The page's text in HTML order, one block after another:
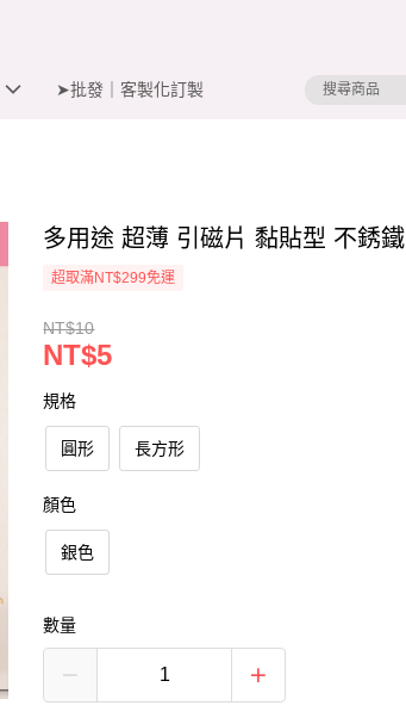
➤批發｜客製化訂製
多用途 超薄 引磁片 黏貼型 不銹鐵
超取滿NT$299免運
NT$10
NT$5
規格
圓形 長方形
顏色
銀色
數量